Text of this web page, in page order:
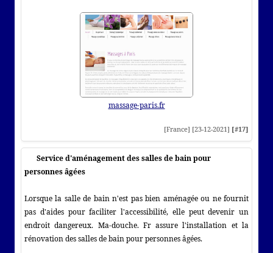
massage-paris.fr
[France] [23-12-2021] [#17]
Service d'aménagement des salles de bain pour
personnes âgées
Lorsque la salle de bain n'est pas bien aménagée ou ne fournit
pas d'aides pour faciliter l'accessibilité, elle peut devenir un
endroit dangereux. Ma-douche. Fr assure l'installation et la
rénovation des salles de bain pour personnes âgées.